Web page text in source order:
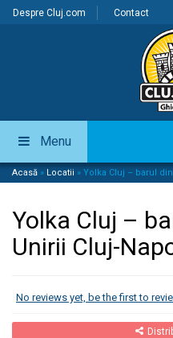
Despre Cluj.com Contact
Menu
Acasă » Locatii » Yolka Cluj – barul
Yolka Cluj –
Unirii Cluj-
No reviews yet, be the first to